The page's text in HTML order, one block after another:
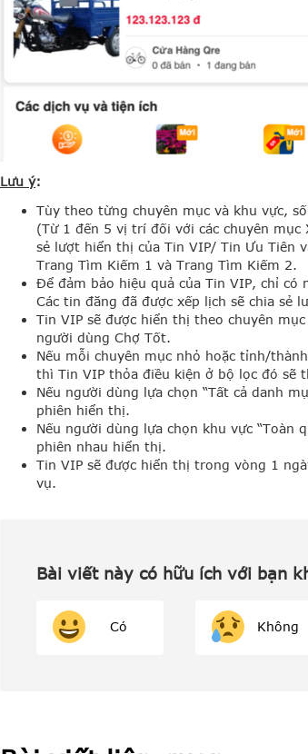
Lưu ý:
Tùy theo từng chuyên mục và khu vực,
(Từ 1 đến 5 vị trí đối với các chuyên mục
sẻ lượt hiển thị của Tin VIP/ Tin Ưu Tiên
Trang Tìm Kiếm 1 và Trang Tìm Kiếm 2.
Để đảm bảo hiệu quả của Tin VIP, chỉ
Các tin đăng đã được xếp lịch sẽ chia sẻ
Tin VIP sẽ được hiển thị theo chuyên
người dùng Chợ Tốt.
Nếu mỗi chuyên mục nhỏ hoặc tỉnh/
thì Tin VIP thỏa điều kiện ở bộ lọc đó sẽ
Nếu người dùng lựa chọn “Tất cả danh
phiên hiển thị.
Nếu người dùng lựa chọn khu vực “Toàn
phiên nhau hiển thị.
Tin VIP sẽ được hiển thị trong vòng 1
vụ.
Bài viết này có hữu ích với bạn
Có Không